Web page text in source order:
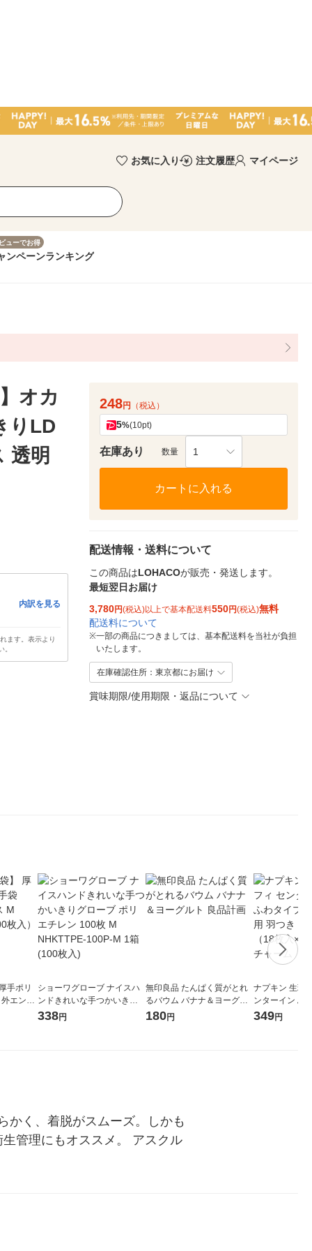
お気に入り 注文履歴 マイページ
ューでお得
ンペーンランキング
オカ
りLD
透明
内訳を見る
ます。表示より
。
248円 （税込）
5%(10pt)
在庫あり 数量 1
カートに入れる
配送情報・送料について
この商品はLOHACOが販売・発送します。
最短翌日お届け
3,780円(税込)以上で基本配送料550円(税込)無料
配送料について
※一部の商品につきましては、基本配送料を当社が負担
いたします。
在庫確認住所：東京都にお届け
賞味期限/使用期限・返品について
手ポリ
エンボ
枚
ショーワグローブ ナイスハ
ンドきれいな手つかいきり
グローブ ポリエチレン 100
338円
無印良品 たんぱく質がとれ
るバウム バナナ＆ヨーグル
ト 良品計画
180円
ナプキン 生理
ンターイン ふ
ふつうの日用
349円
かく、着脱がスムーズ。しかも
管理にもオススメ。 アスクル